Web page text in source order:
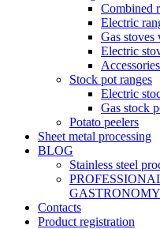
Combined
Electric
Gas stoves
Electric
Stock pot ranges
Electric
Gas stock
Potato peelers
Sheet metal processing
BLOG
Stainless steel
Contacts
Product registration